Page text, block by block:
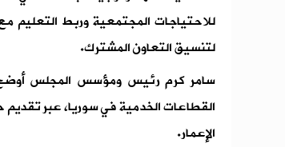
للاحتياجات المجتمعية وربط التعليم
لتنسيق التعاون المشترك.
سامر كرم رئيس ومؤسس المجلس
القطاعات الخدمية في سوريا، عبر
الإعمار.